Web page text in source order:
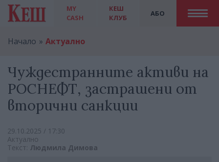
MY
CASH
АБО
КЕШ
КЛУБ
Начало Актуално
Чуждестранните активи на
РОСНЕФТ, застрашени от
вторични санкции
29.10.2025 / 17:30
Актуално
Текст: Людмила Димова